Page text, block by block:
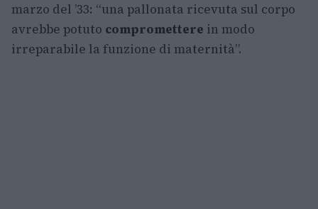
marzo del ’33: “una pallonata ricevuta sul corpo
avrebbe potuto compromettere in modo
irreparabile la funzione di maternità”.